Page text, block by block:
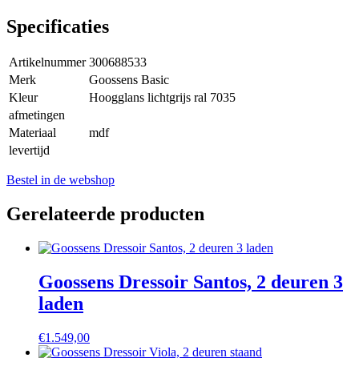
Specificaties
Artikelnummer 300688533
Merk
Goossens Basic
Kleur
Hoogglans lichtgrijs ral 7035
afmetingen
Materiaal
mdf
levertijd
Bestel in de webshop
Gerelateerde producten
Goossens Dressoir Santos, 2 deuren 3
laden
€1.549,00